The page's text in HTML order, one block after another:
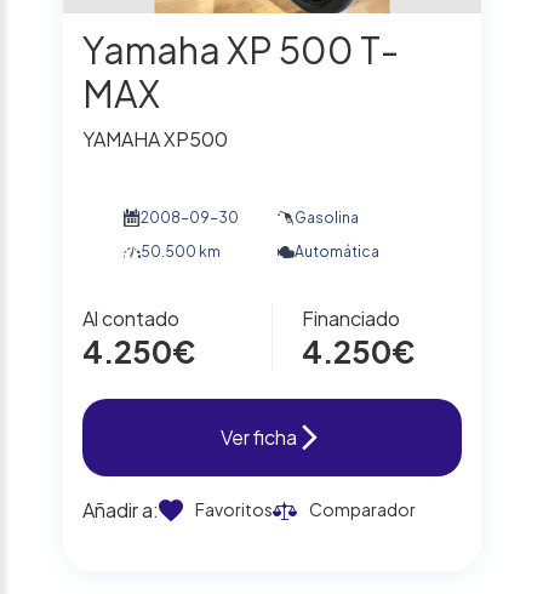
Yamaha XP 500 T-
MAX
YAMAHA XP500
2008-09-30
Gasolina
50.500 km
Automática
Al contado
4.250€
Financiado
4.250€
Ver ficha
Añadir a: Favoritos Comparador